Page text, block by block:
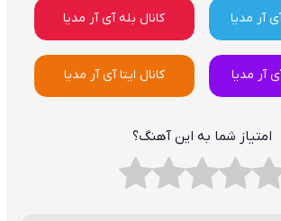
آر مدیا کانال بله آی آر مدیا
آر مدیا کانال ایتا آی آر مدیا
امتیاز شما به این آهنگ؟